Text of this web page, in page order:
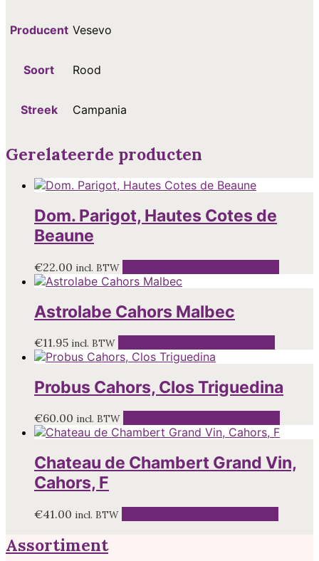
Producent Vesevo
Soort Rood
Streek Campania
Gerelateerde producten
Dom. Parigot, Hautes Cotes de
Beaune
€22.00 incl. BTW
Astrolabe Cahors Malbec
€11.95 incl. BTW
Probus Cahors, Clos Triguedina
€60.00 incl. BTW
Chateau de Chambert Grand Vin,
Cahors, F
€41.00 incl. BTW
Assortiment